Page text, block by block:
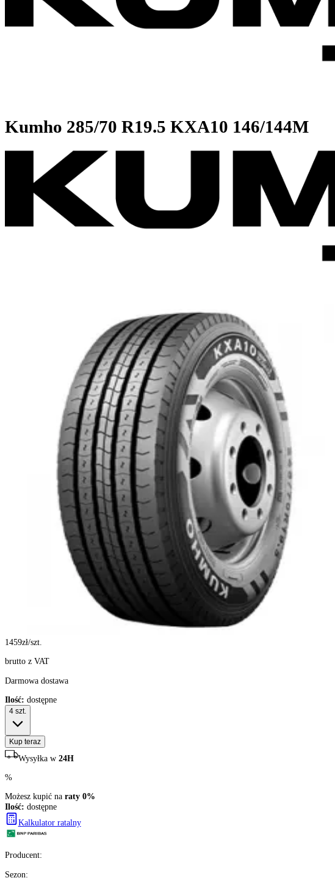
Kumho 285/70 R19.5 KXA10 146/144M
brutto z VAT
Darmowa dostawa
Ilość: dostępne